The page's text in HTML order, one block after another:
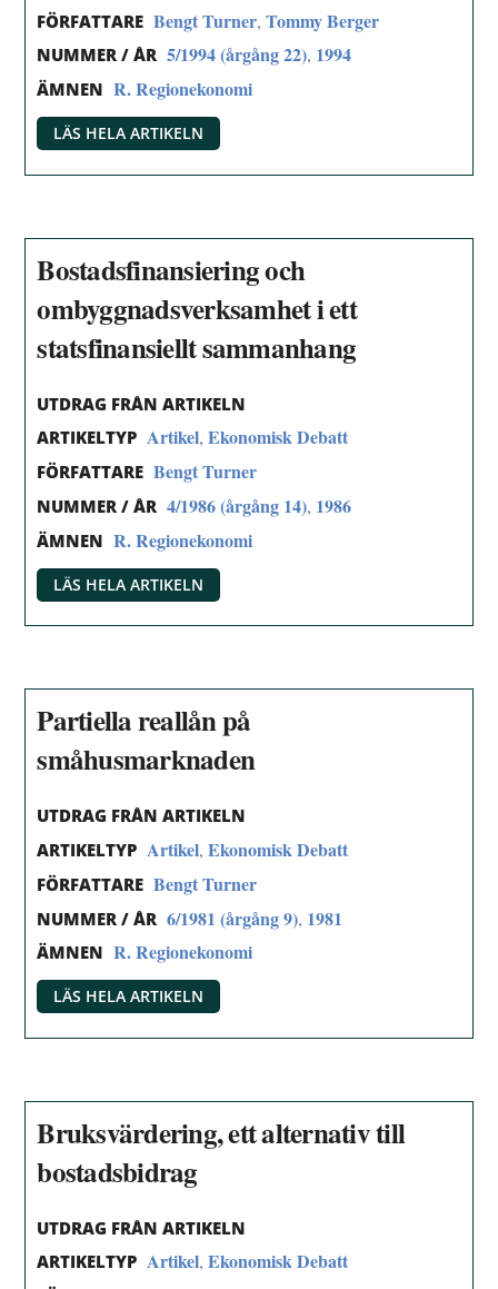
FÖRFATTARE Bengt Turner,Tommy Berger
NUMMER / ÅR 5/1994 (årgång 22), 1994
ÄMNEN R. Regionekonomi
LÄS HELA ARTIKELN
Bostadsfinansiering och
ombyggnadsverksamhet i ett
statsfinansiellt sammanhang
UTDRAG FRÅN ARTIKELN
ARTIKELTYP Artikel,Ekonomisk Debatt
FÖRFATTARE Bengt Turner
NUMMER / ÅR 4/1986 (årgång 14), 1986
ÄMNEN R. Regionekonomi
LÄS HELA ARTIKELN
Partiella reallån på
småhusmarknaden
UTDRAG FRÅN ARTIKELN
ARTIKELTYP Artikel,Ekonomisk Debatt
FÖRFATTARE Bengt Turner
NUMMER / ÅR 6/1981 (årgång 9), 1981
ÄMNEN R. Regionekonomi
LÄS HELA ARTIKELN
Bruksvärdering, ett alternativ till
bostadsbidrag
UTDRAG FRÅN ARTIKELN
ARTIKELTYP Artikel,Ekonomisk Debatt